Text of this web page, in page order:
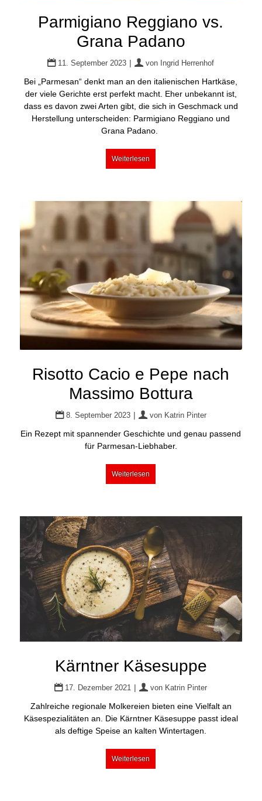
Parmigiano Reggiano vs.
Grana Padano
11. September 2023 | von Ingrid Herrenhof
Bei „Parmesan“ denkt man an den italienischen Hartkäse,
der viele Gerichte erst perfekt macht. Eher unbekannt ist,
dass es davon zwei Arten gibt, die sich in Geschmack und
Herstellung unterscheiden: Parmigiano Reggiano und
Grana Padano.
Weiterlesen
Risotto Cacio e Pepe nach
Massimo Bottura
8. September 2023 | von Katrin Pinter
Ein Rezept mit spannender Geschichte und genau passend
für Parmesan-Liebhaber.
Weiterlesen
Kärntner Käsesuppe
17. Dezember 2021 | von Katrin Pinter
Zahlreiche regionale Molkereien bieten eine Vielfalt an
Käsespezialitäten an. Die Kärntner Käsesuppe passt ideal
als deftige Speise an kalten Wintertagen.
Weiterlesen